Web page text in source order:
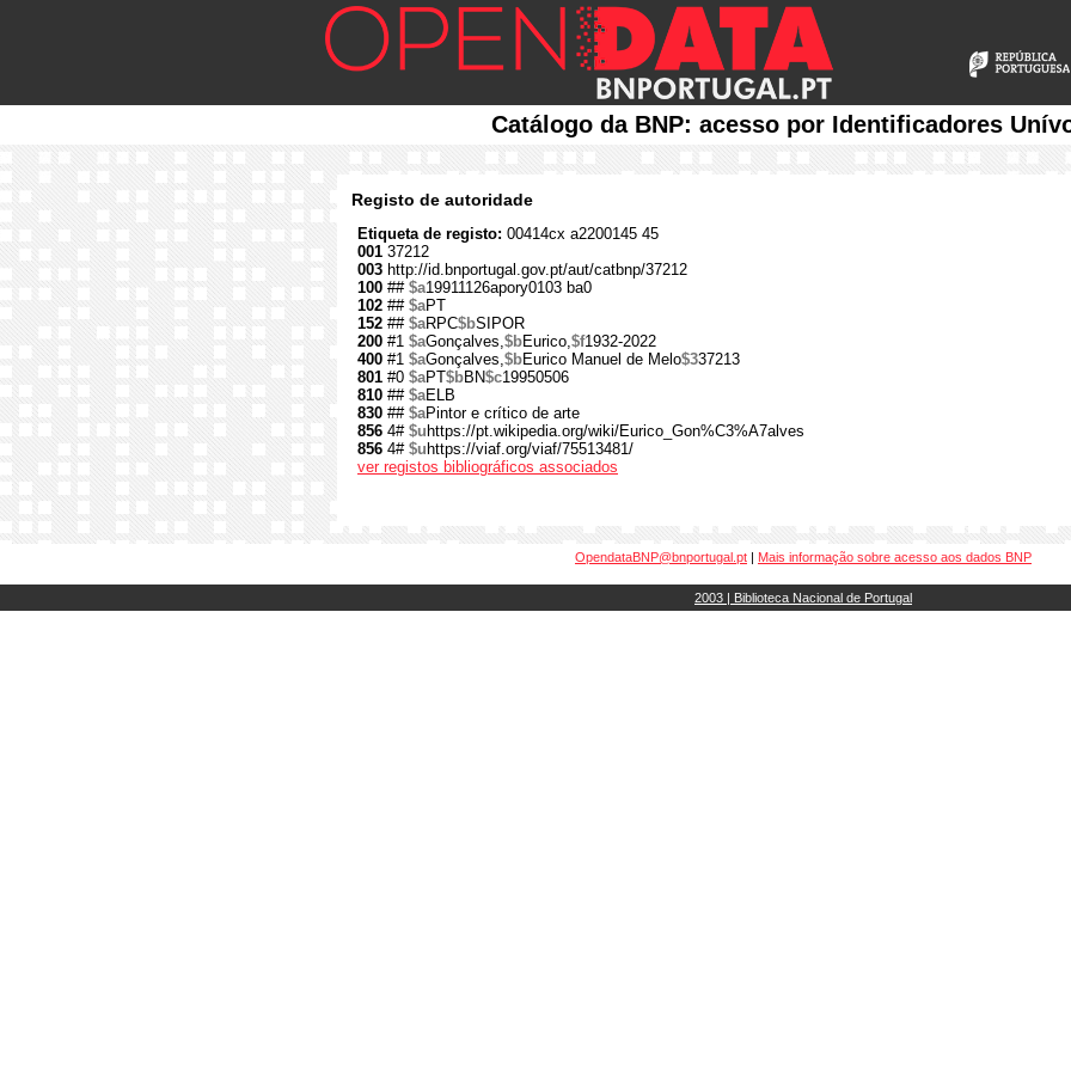
Catálogo da BNP: acesso por Identificadores
Registo de autoridade
Etiqueta de registo: 00414cx a2200145 45
001 37212
003 http://id.bnportugal.gov.pt/aut/catbnp/37212
100 ## $a19911126apory0103 ba0
102 ## $aPT
152 ## $aRPC$bSIPOR
200 #1 $aGonçalves,$bEurico,$f1932-2022
400 #1 $aGonçalves,$bEurico Manuel de Melo$337213
801 #0 $aPT$bBN$c19950506
810 ## $aELB
830 ## $aPintor e crítico de arte
856 4# $u https://pt.wikipedia.org/wiki/Eurico_Gon%C3%A7alves
856 4# $u https://viaf.org/viaf/75513481/
ver registos bibliográficos associados
OpendataBNP@bnportugal.pt | Mais informação sobre acesso aos dados BNP
2003 | Biblioteca Nacional de Portugal